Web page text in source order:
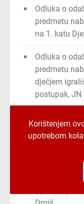
Odluka o
predmetu
na 1. katu
Odluka o
predmetu
dječjem
postupak,
nabave:
Dječjeg
Odluka o
Korištenjem
upotrebom